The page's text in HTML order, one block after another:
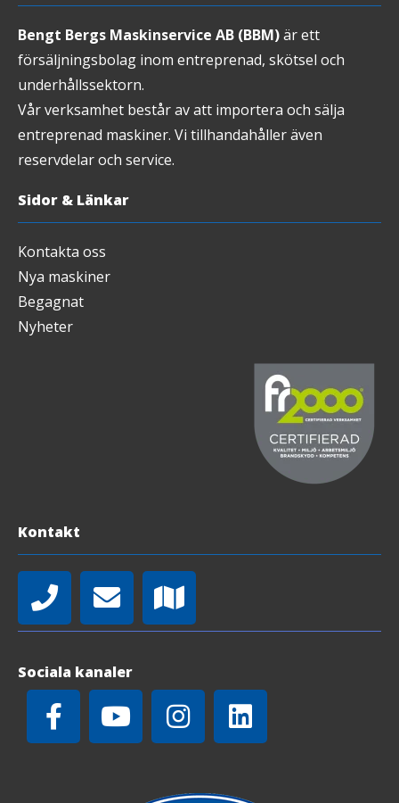
Bengt Bergs Maskinservice AB (BBM)är ett
försäljningsbolag inom entreprenad, skötsel och
underhållssektorn.
Vår verksamhet består av att importera och sälja
entreprenad maskiner. Vi tillhandahåller även
reservdelar och service.
Sidor & Länkar
Kontakta oss
Nya maskiner
Begagnat
Nyheter
Kontakt
Sociala kanaler